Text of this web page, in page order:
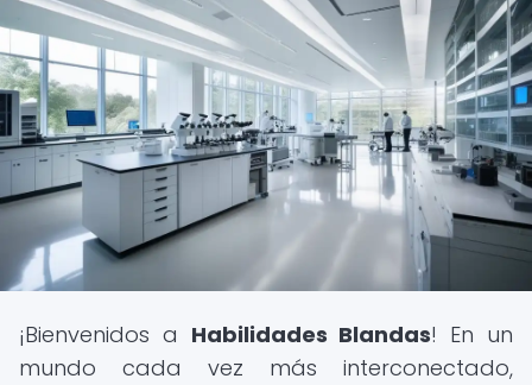
¡Bienvenidos a Habilidades Blandas! En un
mundo cada vez más interconectado,